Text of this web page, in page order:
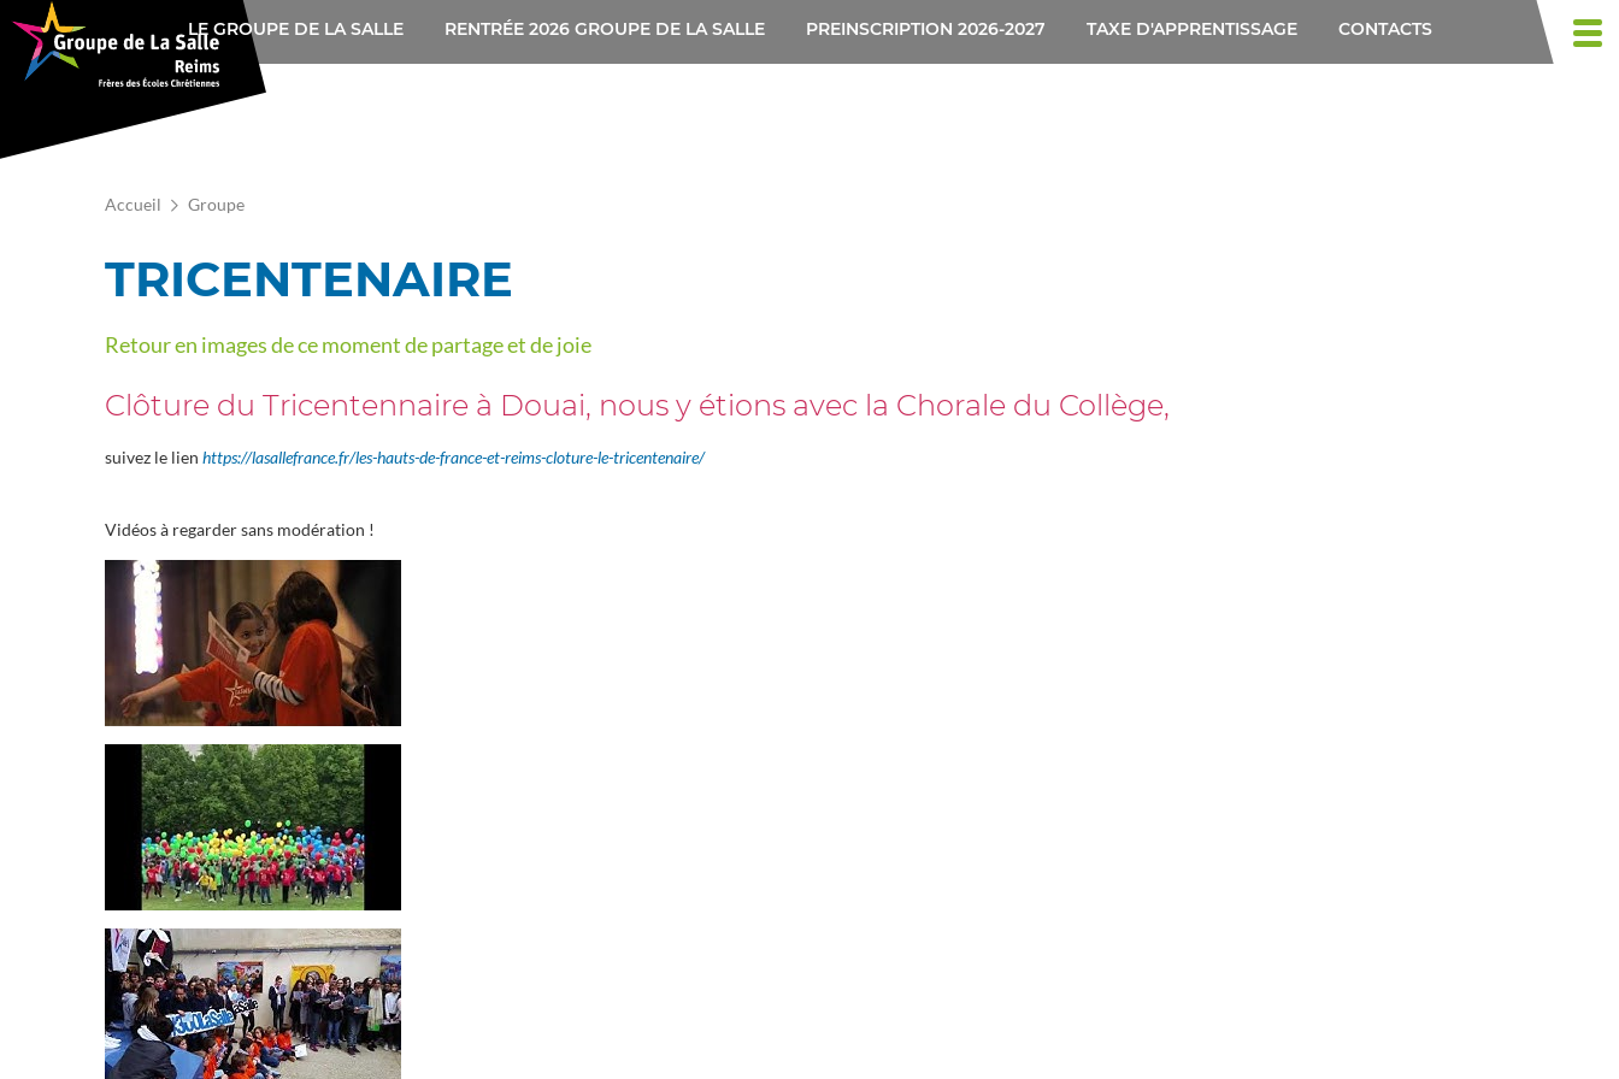
contenu
principal
Navigation
principale
LE GROUPE DE LA SALLE RENTRÉE 2026 GROUPE DE LA SALLE PREINSCRIPTION 2026-2027 TAXE D'APPRENTISSAGE CONTACTS
Accueil Groupe
TRICENTENAIRE
Retour en images de ce moment de partage et de joie
Clôture du Tricentennaire à Douai, nous y étions avec la Chorale du Collège,
suivez le lien https://lasallefrance.fr/les-hauts-de-france-et-reims-cloture-le-tricentenaire/
Vidéos à regarder sans modération !